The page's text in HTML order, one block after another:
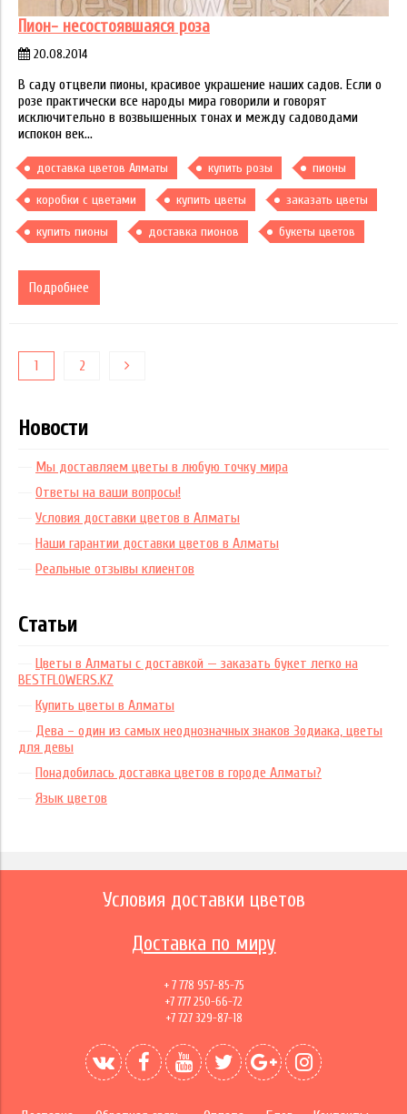
Пион- несостоявшаяся роза
20.08.2014
В саду отцвели пионы, красивое украшение наших садов. Если о
розе практически все народы мира говорили и говорят
исключительно в возвышенных тонах и между садоводами
испокон век...
доставка цветов Алматы купить розы пионы
коробки с цветами купить цветы заказать цветы
купить пионы доставка пионов букеты цветов
Подробнее
1 2
Новости
Мы доставляем цветы в любую точку мира
Ответы на ваши вопросы!
Условия доставки цветов в Алматы
Наши гарантии доставки цветов в Алматы
Реальные отзывы клиентов
Статьи
Цветы в Алматы с доставкой — заказать букет легко на
BESTFLOWERS.KZ
Купить цветы в Алматы
Дева – один из самых неоднозначных знаков Зодиака, цветы
для девы
Понадобилась доставка цветов в городе Алматы?
Язык цветов
Условия доставки цветов
Доставка по миру
+ 7 778 957-85-75
+7 777 250-66-72
+7 727 329-87-18